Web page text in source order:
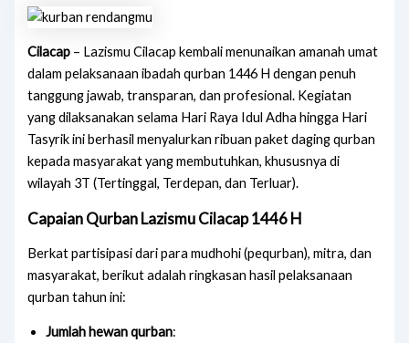
Cilacap – Lazismu Cilacap kembali menunaikan amanah umat
dalam pelaksanaan ibadah qurban 1446 H dengan penuh
tanggung jawab, transparan, dan profesional. Kegiatan
yang dilaksanakan selama Hari Raya Idul Adha hingga Hari
Tasyrik ini berhasil menyalurkan ribuan paket daging qurban
kepada masyarakat yang membutuhkan, khususnya di
wilayah 3T (Tertinggal, Terdepan, dan Terluar).
Capaian Qurban Lazismu Cilacap 1446 H
Berkat partisipasi dari para mudhohi (pequrban), mitra, dan
masyarakat, berikut adalah ringkasan hasil pelaksanaan
qurban tahun ini:
Jumlah hewan qurban: